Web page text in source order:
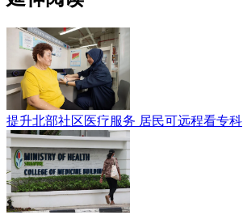
提升北部社区医疗服务 居民可远程看专科